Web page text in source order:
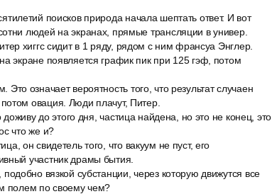
поисков природа начала шептать ответ. И вот
людей на экранах, прямые трансляции в универ.
хиггс сидит в 1 ряду, рядом с ним франсуа Энглер.
экране появляется график пик при 125 гэф, потом
означает вероятность того, что результат случаен
овация. Люди плачут, Питер.
до этого дня, частица найдена, но это не конец, это
что же и?
он свидетель того, что вакуум не пуст, его
участник драмы бытия.
вязкой субстанции, через которую движутся все
полем по своему чем?